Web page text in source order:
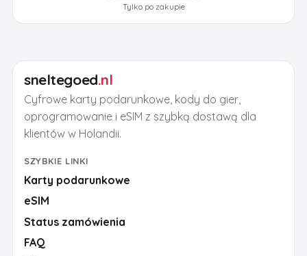
Tylko po zakupie
sneltegoed.nl
Cyfrowe karty podarunkowe, kody do gier,
oprogramowanie i eSIM z szybką dostawą dla
klientów w Holandii.
SZYBKIE LINKI
Karty podarunkowe
eSIM
Status zamówienia
FAQ